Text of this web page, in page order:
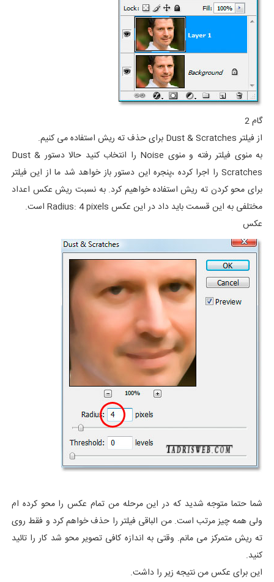
گام 2
از فیلتر Dust & Scratches برای حذف ته ریش استفاده می کنیم.
به منوی فیلتر رفته و منوی Noise را انتخاب کنید حالا دستور Dust &
Scratches را اجرا کرده ،پنجره این دستور باز خواهد شد ما از این فیلتر
برای محو کردن ته ریش استفاده خواهیم کرد. به نسبت ریش عکس اعداد
مختلفی به این قسمت باید داد در این عکس Radius: 4 pixels است.
عکس
شما حتما متوجه شدید که در این مرحله من تمام عکس را محو کرده ام
ولی همه چیز مرتب است. من الباقی فیلتر را حذف خواهم کرد و فقط روی
ته ریش متمرکز می مانم. وقتی به اندازه کافی تصویر محو شد کار را تائید
کنید.
این برای عکس من نتیجه زیر را داشت.